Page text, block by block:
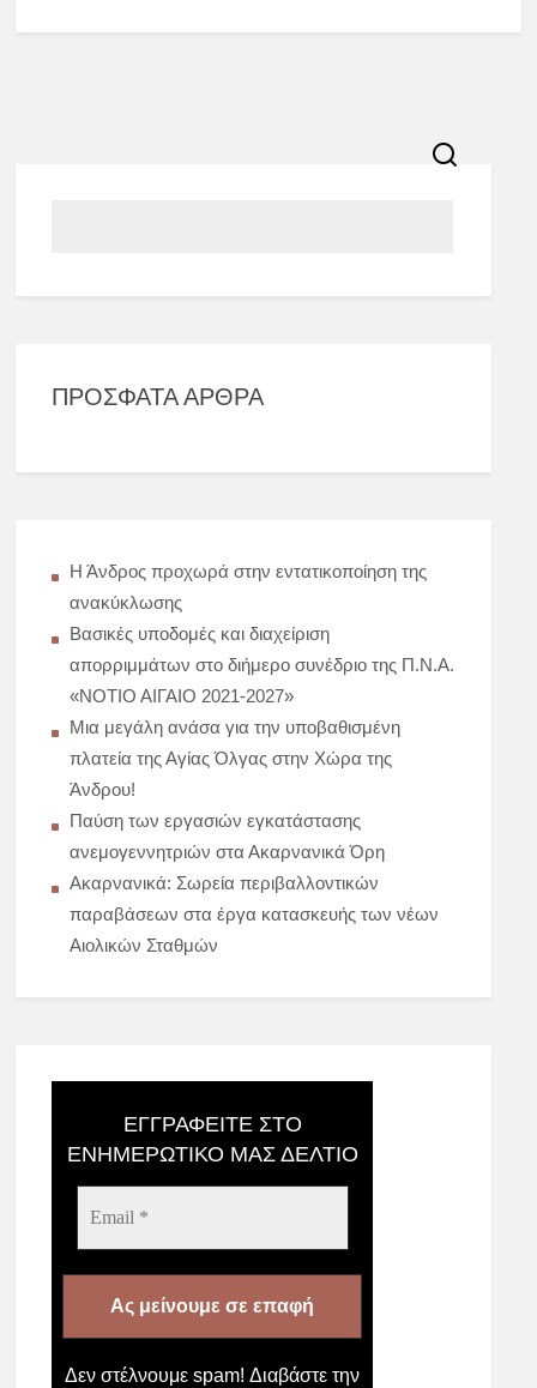
ΠΡΌΣΦΑΤΑ ΆΡΘΡΑ
Η Άνδρος προχωρά στην εντατικοποίηση της
ανακύκλωσης
Βασικές υποδομές και διαχείριση
απορριμμάτων στο διήμερο συνέδριο της Π.Ν.Α.
«ΝΟΤΙΟ ΑΙΓΑΙΟ 2021-2027»
Μια μεγάλη ανάσα για την υποβαθισμένη
πλατεία της Αγίας Όλγας στην Χώρα της
Άνδρου!
Παύση των εργασιών εγκατάστασης
ανεμογεννητριών στα Ακαρνανικά Όρη
Ακαρνανικά: Σωρεία περιβαλλοντικών
παραβάσεων στα έργα κατασκευής των νέων
Αιολικών Σταθμών
ΕΓΓΡΑΦΕΊΤΕ ΣΤΟ
ΕΝΗΜΕΡΩΤΙΚΌ ΜΑΣ ΔΕΛΤΊΟ
Δεν στέλνουμε spam! Διαβάστε την